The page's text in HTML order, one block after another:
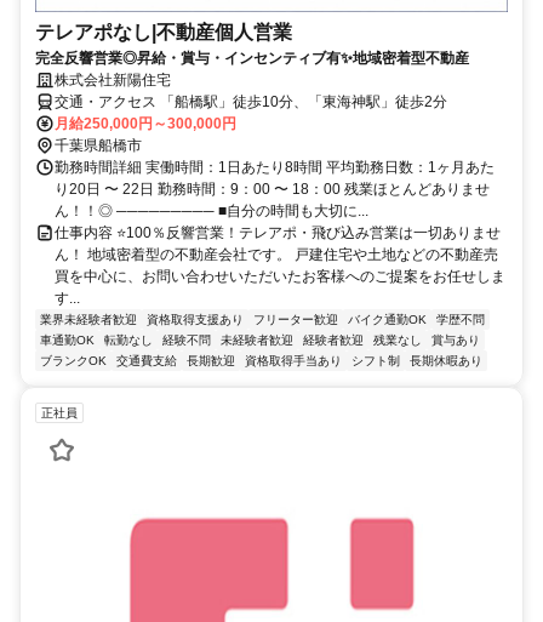
テレアポなし|不動産個人営業
完全反響営業◎昇給・賞与・インセンティブ有✨地域密着型不動産
株式会社新陽住宅
交通・アクセス 「船橋駅」徒歩10分、「東海神駅」徒歩2分
月給250,000円～300,000円
千葉県船橋市
勤務時間詳細 実働時間：1日あたり8時間 平均勤務日数：1ヶ月あた
り20日 〜 22日 勤務時間：9：00 〜 18：00 残業ほとんどありませ
ん！！◎ ───────── ■自分の時間も大切に...
仕事内容 ⭐️100％反響営業！テレアポ・飛び込み営業は一切ありませ
ん！ 地域密着型の不動産会社です。 戸建住宅や土地などの不動産売
買を中心に、お問い合わせいただいたお客様へのご提案をお任せしま
す...
業界未経験者歓迎 資格取得支援あり フリーター歓迎 バイク通勤OK
学歴不問
車通勤OK
転勤なし 経験不問 未経験者歓迎 経験者歓迎 残業なし
賞与あり
ブランクOK
交通費支給 長期歓迎 資格取得手当あり シフト制 長期休暇あり
正社員